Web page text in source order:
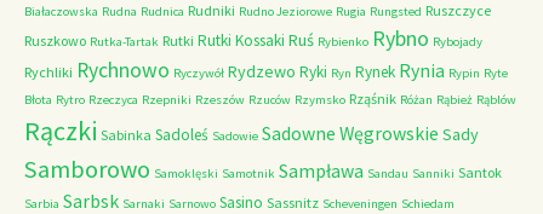
Białaczowska Rudna Rudnica Rudniki Rudno Jeziorowe Rugia Rungsted Ruszczyce
Ruszkowo Rutka-Tartak Rutki Rutki Kossaki Ruś Rybienko Rybno Rybojady
Rychliki Rychnowo Ryczywół Rydzewo Ryki Ryn Rynek Rynia Rypin Ryte
Błota Rytro Rzeczyca Rzepniki Rzeszów Rzuców Rzymsko Rząśnik Różan Rąbież Rąblów
Rączki Sabinka Sadoleś Sadowie Sadowne Węgrowskie Sady
Samborowo Samoklęski Samotnik Sampława Sandau Sanniki Santok
Sarbia Sarbsk Sarnaki Sarnowo Sasino Sassnitz Scheveningen Schiedam